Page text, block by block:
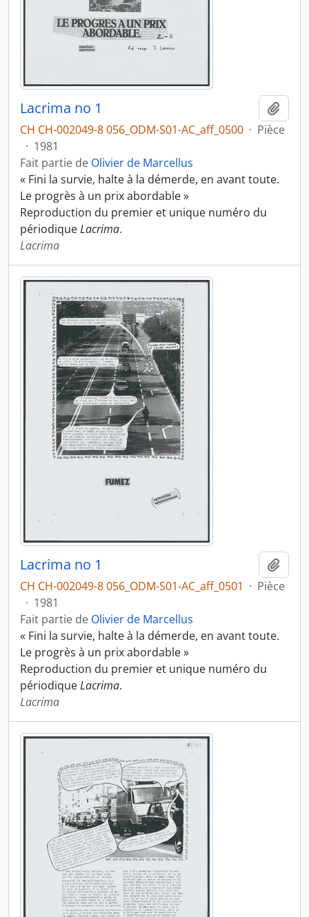
Lacrima no 1
CH CH-002049-8 056_ODM-S01-AC_aff_0500 · Pièce
· 1981
Fait partie de Olivier de Marcellus
« Fini la survie, halte à la démerde, en avant toute.
Le progrès à un prix abordable »
Reproduction du premier et unique numéro du
périodiqueLacrima.
Lacrima
Lacrima no 1
CH CH-002049-8 056_ODM-S01-AC_aff_0501 · Pièce
· 1981
Fait partie de Olivier de Marcellus
« Fini la survie, halte à la démerde, en avant toute.
Le progrès à un prix abordable »
Reproduction du premier et unique numéro du
périodiqueLacrima.
Lacrima